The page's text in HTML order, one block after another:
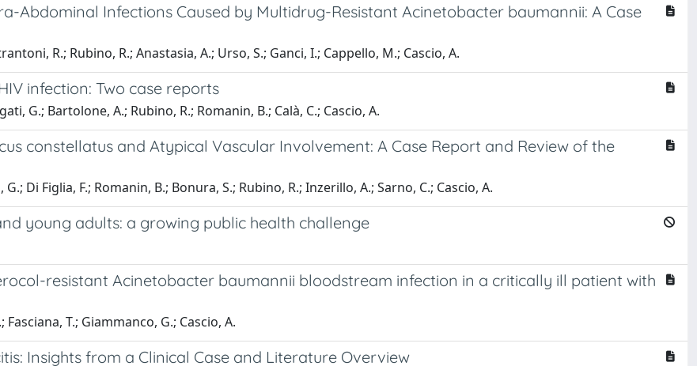
Abdominal Infections Caused by Multidrug-Resistant Acinetobacter baumannii: A Case
R.; Rubino, R.; Anastasia, A.; Urso, S.; Ganci, I.; Cappello, M.; Cascio, A.
infection: Two case reports
G.; Bartolone, A.; Rubino, R.; Romanin, B.; Calà, C.; Cascio, A.
constellatus and Atypical Vascular Involvement: A Case Report and Review of the
Di Figlia, F.; Romanin, B.; Bonura, S.; Rubino, R.; Inzerillo, A.; Sarno, C.; Cascio, A.
young adults: a growing public health challenge
resistant Acinetobacter baumannii bloodstream infection in a critically ill patient with
T.; Giammanco, G.; Cascio, A.
Insights from a Clinical Case and Literature Overview